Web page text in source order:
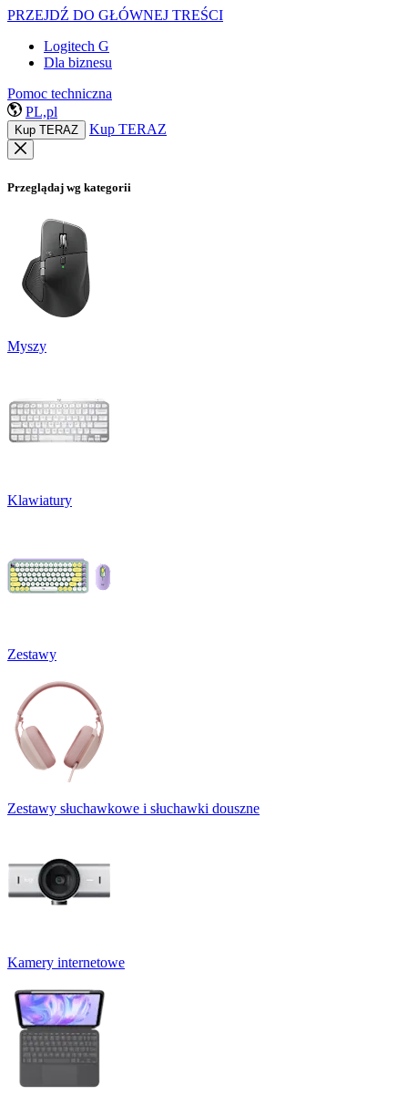
PRZEJDŹ DO GŁÓWNEJ TREŚCI
Logitech G
Dla biznesu
Pomoc techniczna
PL,pl
Kup TERAZ Kup TERAZ
Przeglądaj wg kategorii
Myszy
Klawiatury
Zestawy
Zestawy słuchawkowe i słuchawki douszne
Kamery internetowe